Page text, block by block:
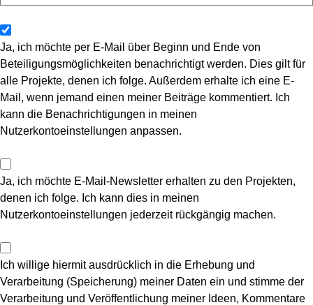
Ja, ich möchte per E-Mail über Beginn und Ende von
Beteiligungsmöglichkeiten benachrichtigt werden. Dies gilt für
alle Projekte, denen ich folge. Außerdem erhalte ich eine E-
Mail, wenn jemand einen meiner Beiträge kommentiert. Ich
kann die Benachrichtigungen in meinen
Nutzerkontoeinstellungen anpassen.
Ja, ich möchte E-Mail-Newsletter erhalten zu den Projekten,
denen ich folge. Ich kann dies in meinen
Nutzerkontoeinstellungen jederzeit rückgängig machen.
Ich willige hiermit ausdrücklich in die Erhebung und
Verarbeitung (Speicherung) meiner Daten ein und stimme der
Verarbeitung und Veröffentlichung meiner Ideen, Kommentare